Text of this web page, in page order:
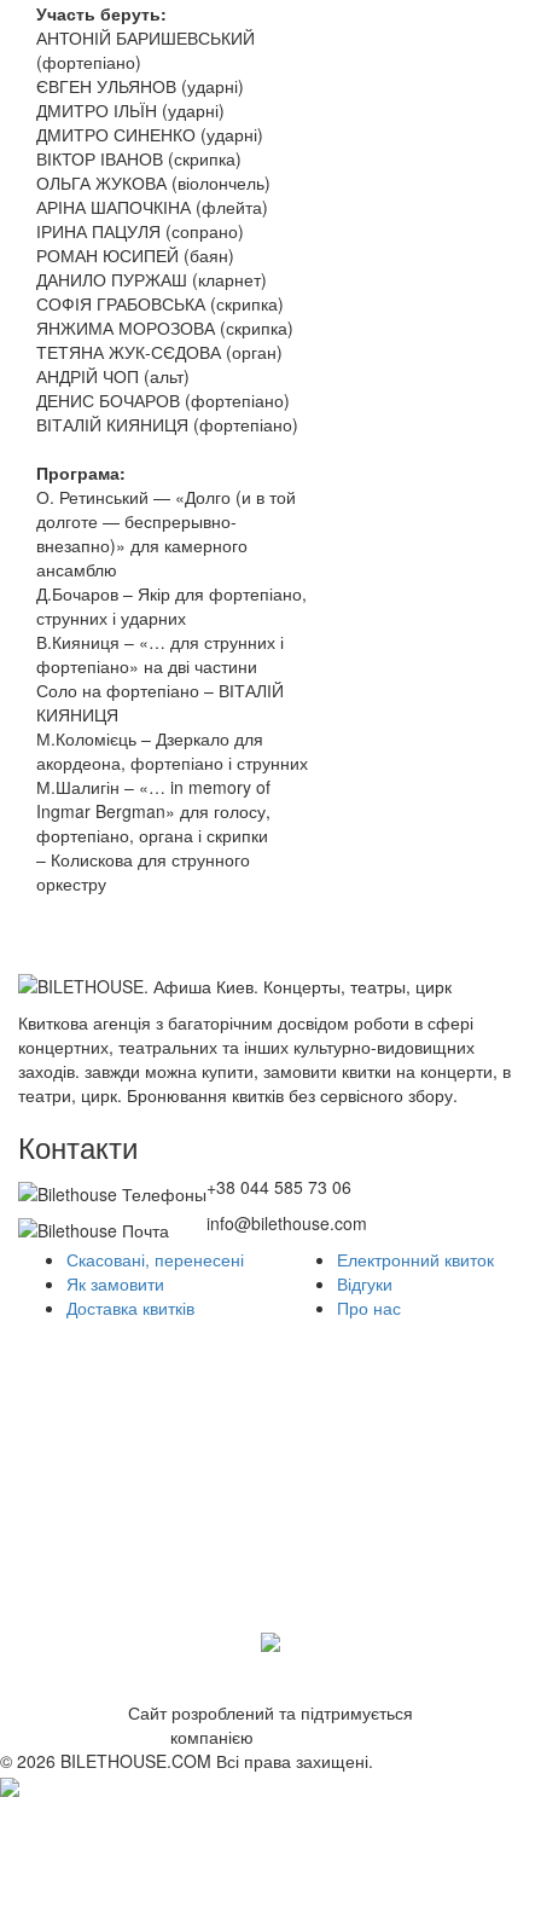
Участь беруть:
АНТОНІЙ БАРИШЕВСЬКИЙ
(фортепіано)
ЄВГЕН УЛЬЯНОВ (ударні)
ДМИТРО ІЛЬЇН (ударні)
ДМИТРО СИНЕНКО (ударні)
ВІКТОР ІВАНОВ (скрипка)
ОЛЬГА ЖУКОВА (віолончель)
АРІНА ШАПОЧКІНА (флейта)
ІРИНА ПАЦУЛЯ (сопрано)
РОМАН ЮСИПЕЙ (баян)
ДАНИЛО ПУРЖАШ (кларнет)
СОФІЯ ГРАБОВСЬКА (скрипка)
ЯНЖИМА МОРОЗОВА (скрипка)
ТЕТЯНА ЖУК-СЄДОВА (орган)
АНДРІЙ ЧОП (альт)
ДЕНИС БОЧАРОВ (фортепіано)
ВІТАЛІЙ КИЯНИЦЯ (фортепіано)
Програма:
О. Ретинський — «Долго (и в той
долготе — беспрерывно-
внезапно)» для камерного
ансамблю
Д.Бочаров – Якір для фортепіано,
струнних і ударних
В.Кияниця – «… для струнних і
фортепіано» на дві частини
Соло на фортепіано – ВІТАЛІЙ
КИЯНИЦЯ
М.Коломієць – Дзеркало для
акордеона, фортепіано і струнних
М.Шалигін – «… in memory of
Ingmar Bergman» для голосу,
фортепіано, органа і скрипки
– Колискова для струнного
оркестру
Квиткова агенція з багаторічним досвідом роботи в сфері
концертних, театральних та інших культурно-видовищних
заходів. завжди можна купити, замовити квитки на концерти, в
театри, цирк. Бронювання квитків без сервісного збору.
Контакти
+38 044 585 73 06
info@bilethouse.com
Скасовані, перенесені
Як замовити
Доставка квитків
Електронний квиток
Відгуки
Про нас
Сайт розроблений та підтримується
компанією
© 2026 BILETHOUSE.COM Всі права захищені.